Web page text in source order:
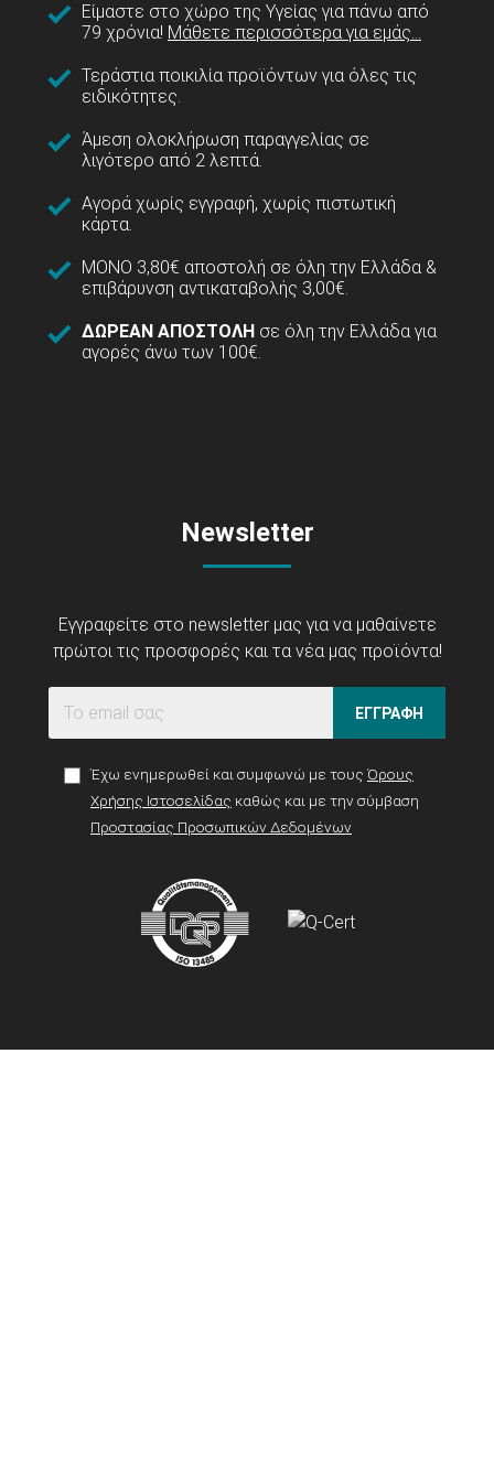
Είμαστε στο χώρο της Υγείας για πάνω από
79 χρόνια! Μάθετε περισσότερα για εμάς...
Τεράστια ποικιλία προϊόντων για όλες τις
ειδικότητες.
Άμεση ολοκλήρωση παραγγελίας σε
λιγότερο από 2 λεπτά.
Αγορά χωρίς εγγραφή, χωρίς πιστωτική
κάρτα.
ΜΟΝΟ 3,80€ αποστολή σε όλη την Ελλάδα &
επιβάρυνση αντικαταβολής 3,00€.
ΔΩΡΕΑΝ ΑΠΟΣΤΟΛΗ σε όλη την Ελλάδα για
αγορές άνω των 100€.
Newsletter
Εγγραφείτε στο newsletter μας για να μαθαίνετε
πρώτοι τις προσφορές και τα νέα μας προϊόντα!
ΕΓΓΡΑΦΗ
Έχω ενημερωθεί και συμφωνώ με τους Όρους
Χρήσης Ιστοσελίδας καθώς και με την σύμβαση
Προστασίας Προσωπικών Δεδομένων